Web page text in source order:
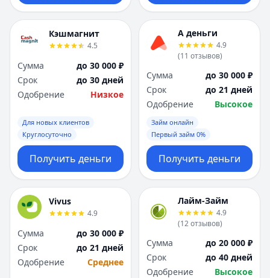
Кэшмагнит
4.5
Сумма
до 30 000 ₽
Срок
до 30 дней
Одобрение
Низкое
Для новых клиентов
Круглосуточно
Получить деньги
А деньги
4.9
(11 отзывов)
Сумма
до 30 000 ₽
Срок
до 21 дней
Одобрение
Высокое
Займ онлайн
Первый займ 0%
Получить деньги
Vivus
4.9
Сумма
до 30 000 ₽
Срок
до 21 дней
Одобрение
Среднее
Лайм-Займ
4.9
(12отзывов)
Сумма
до 20 000 ₽
Срок
до 40 дней
Одобрение
Высокое